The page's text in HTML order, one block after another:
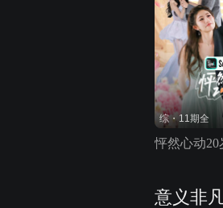
综・11期全
怦然心动20
意义非